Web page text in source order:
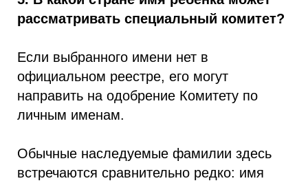
рассматривать специальный комитет?
Если выбранного имени нет в
официальном реестре, его могут
направить на одобрение Комитету по
личным именам.
Обычные наследуемые фамилии здесь
встречаются сравнительно редко: имя